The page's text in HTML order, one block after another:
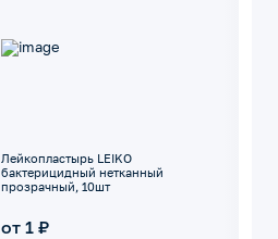
Лейкопластырь LEIKO
бактерицидный нетканный
прозрачный, 10шт
от 1 ₽